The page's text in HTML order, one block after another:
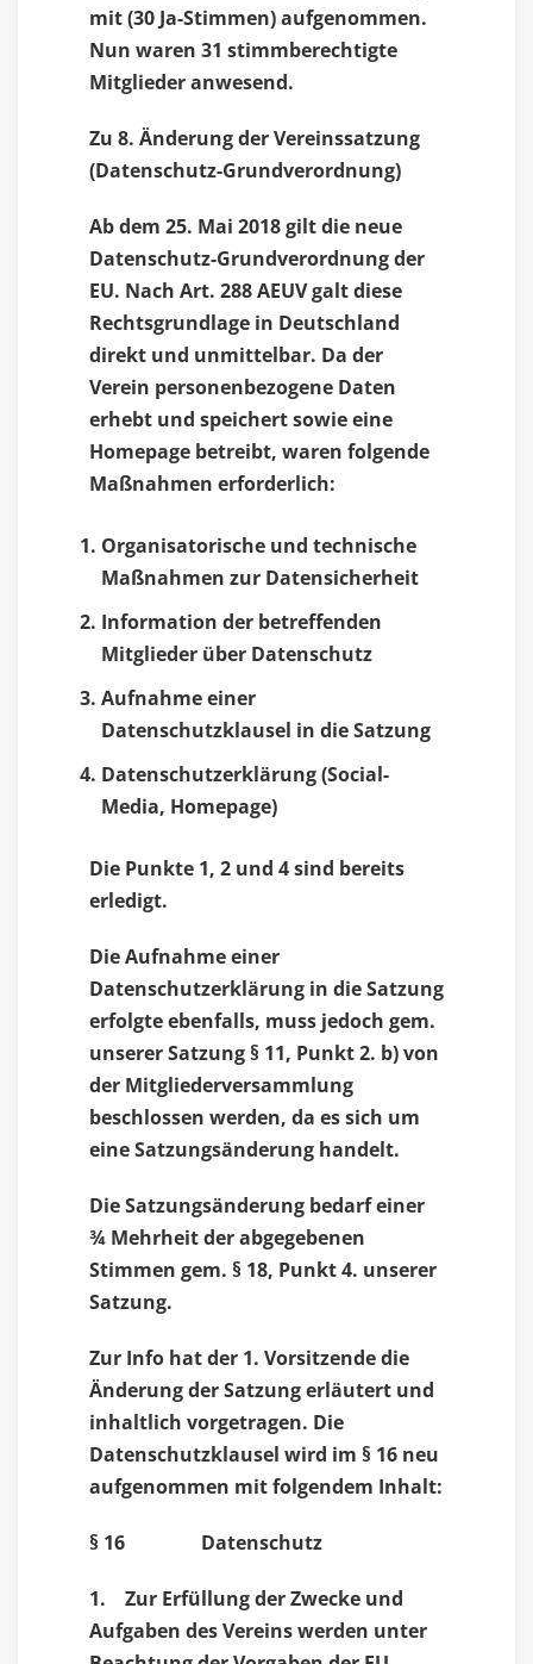
mit (30 Ja-Stimmen) aufgenommen.
Nun waren 31 stimmberechtigte
Mitglieder anwesend.
Zu 8. Änderung der Vereinssatzung
(Datenschutz-Grundverordnung)
Ab dem 25. Mai 2018 gilt die neue
Datenschutz-Grundverordnung der
EU. Nach Art. 288 AEUV galt diese
Rechtsgrundlage in Deutschland
direkt und unmittelbar. Da der
Verein personenbezogene Daten
erhebt und speichert sowie eine
Homepage betreibt, waren folgende
Maßnahmen erforderlich:
Organisatorische und technische
Maßnahmen zur Datensicherheit
Information der betreffenden
Mitglieder über Datenschutz
Aufnahme einer
Datenschutzklausel in die Satzung
Datenschutzerklärung (Social-
Media, Homepage)
Die Punkte 1, 2 und 4 sind bereits
erledigt.
Die Aufnahme einer
Datenschutzerklärung in die Satzung
erfolgte ebenfalls, muss jedoch gem.
unserer Satzung § 11, Punkt 2. b) von
der Mitgliederversammlung
beschlossen werden, da es sich um
eine Satzungsänderung handelt.
Die Satzungsänderung bedarf einer
¾ Mehrheit der abgegebenen
Stimmen gem. § 18, Punkt 4. unserer
Satzung.
Zur Info hat der 1. Vorsitzende die
Änderung der Satzung erläutert und
inhaltlich vorgetragen. Die
Datenschutzklausel wird im § 16 neu
aufgenommen mit folgendem Inhalt:
§ 16 Datenschutz
1. Zur Erfüllung der Zwecke und
Aufgaben des Vereins werden unter